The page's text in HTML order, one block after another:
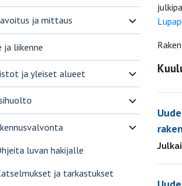
ja mittaus
ja liikenne
ja yleiset alueet
luvan hakijalle
ja tarkastukset